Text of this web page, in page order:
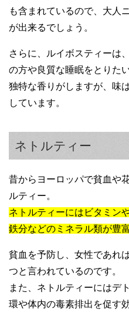
も含まれているので、大人
が出来るでしょう。
さらに、ルイボスティーは
の方や良質な睡眠をとりた
独特な香りがしますが、味
しています。
ネトルティー
昔からヨーロッパで貧血や
ルティー。
ネトルティーにはビタミン
鉄分などのミネラル類が豊
貧血を予防し、女性であれ
つと言われているのです。
また、ネトルティーにはデ
環や体内の毒素排出を促す